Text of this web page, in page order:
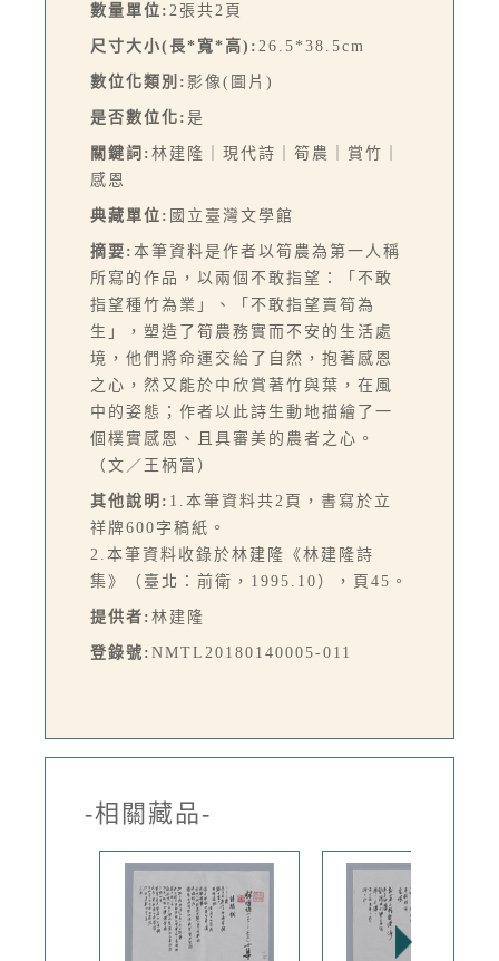
數量單位: 2張共2頁
尺寸大小(長*寬*高): 26.5*38.5cm
數位化類別: 影像(圖片)
是否數位化: 是
關鍵詞: 林建隆｜現代詩｜筍農｜賞竹｜
感恩
典藏單位: 國立臺灣文學館
摘要: 本筆資料是作者以筍農為第一人稱
所寫的作品，以兩個不敢指望：「不敢
指望種竹為業」、「不敢指望賣筍為
生」，塑造了筍農務實而不安的生活處
境，他們將命運交給了自然，抱著感恩
之心，然又能於中欣賞著竹與葉，在風
中的姿態；作者以此詩生動地描繪了一
個樸實感恩、且具審美的農者之心。
（文／王柄富）
其他說明: 1.本筆資料共2頁，書寫於立
祥牌600字稿紙。
2.本筆資料收錄於林建隆《林建隆詩
集》（臺北：前衛，1995.10），頁45。
提供者: 林建隆
登錄號: NMTL20180140005-011
-相關藏品-